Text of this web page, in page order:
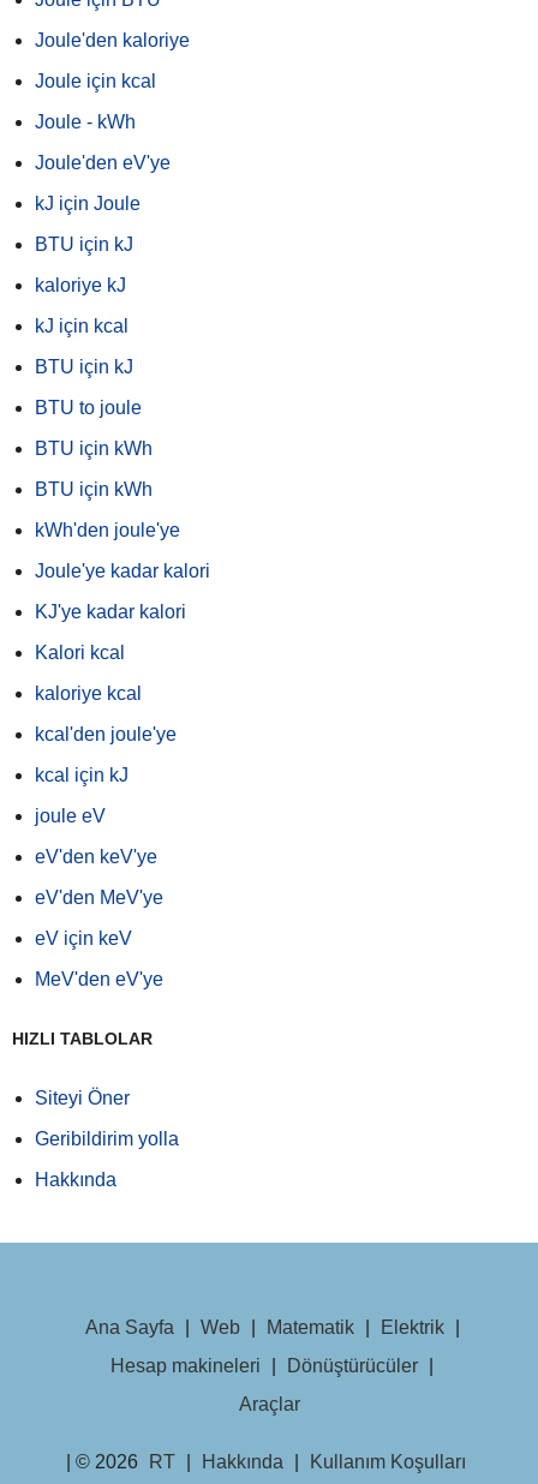
Joule'den kaloriye
Joule için kcal
Joule - kWh
Joule'den eV'ye
kJ için Joule
BTU için kJ
kaloriye kJ
kJ için kcal
BTU için kJ
BTU to joule
BTU için kWh
BTU için kWh
kWh'den joule'ye
Joule'ye kadar kalori
KJ'ye kadar kalori
Kalori kcal
kaloriye kcal
kcal'den joule'ye
kcal için kJ
joule eV
eV'den keV'ye
eV'den MeV'ye
eV için keV
MeV'den eV'ye
HIZLI TABLOLAR
Siteyi Öner
Geribildirim yolla
Hakkında
Ana Sayfa Web Matematik Elektrik
Hesap makineleri
Dönüştürücüler
Araçlar
| © 2026 RT Hakkında Kullanım Koşulları